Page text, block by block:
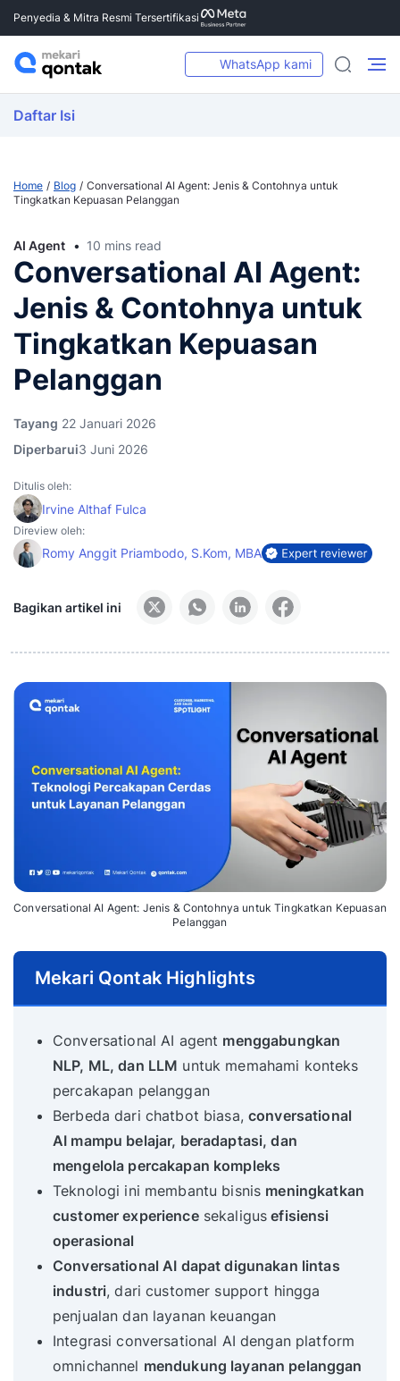
Penyedia & Mitra Resmi Tersertifikasi
WhatsApp kami
Daftar Isi
Home Blog
Conversational AI Agent: Jenis & Contohnya untuk
Tingkatkan Kepuasan Pelanggan
AI Agent 10 mins read
Conversational AI Agent:
Jenis & Contohnya untuk
Tingkatkan Kepuasan
Pelanggan
Tayang 22 Januari 2026
Diperbarui3 Juni 2026
Ditulis oleh:
Irvine Althaf Fulca
Direview oleh:
Romy Anggit Priambodo, S.Kom, MBA
Bagikan artikel ini
Conversational AI Agent: Jenis & Contohnya untuk Tingkatkan Kepuasan
Pelanggan
Mekari Qontak Highlights
Conversational AI agent menggabungkan
NLP, ML, dan LLM untuk memahami konteks
percakapan pelanggan
Berbeda dari chatbot biasa,conversational
AI mampu belajar, beradaptasi, dan
mengelola percakapan kompleks
Teknologi ini membantu bisnis meningkatkan
customer experiencesekaligus efisiensi
operasional
Conversational AI dapat digunakan lintas
industri, dari customer support hingga
penjualan dan layanan keuangan
Integrasi conversational AI dengan platform
omnichannel mendukung layanan pelanggan